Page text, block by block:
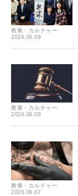
教養・カルチャー
2026.06.09
教養・カルチャー
2026.06.08
教養・カルチャー
2026.06.07